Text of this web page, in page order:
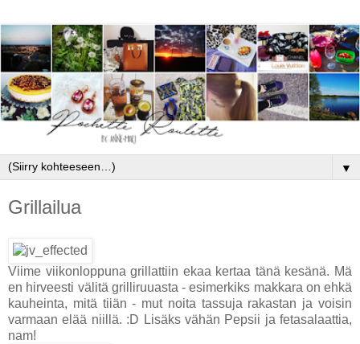
▼
Grillailua
Viime viikonloppuna grillattiin ekaa kertaa tänä kesänä. Mä
en hirveesti välitä grilliruuasta - esimerkiks makkara on ehkä
kauheinta, mitä tiiän - mut noita tassuja rakastan ja voisin
varmaan elää niillä. :D Lisäks vähän Pepsii ja fetasalaattia,
nam!